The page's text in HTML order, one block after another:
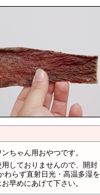
ちゃん用おやつです。
しておりませんので、開封
わらず直射日光・高温多湿を
早めにあげて下さい。